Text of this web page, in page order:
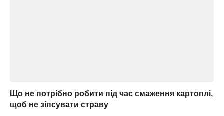
Що не потрібно робити під час смаження картоплі,
щоб не зіпсувати страву